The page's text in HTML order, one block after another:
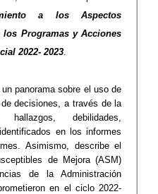
a los Aspectos
Programas y Acciones
2022- 2023.
panorama sobre el uso de
decisiones, a través de la
debilidades,
en los informes
Asimismo, describe el
de Mejora (ASM)
de la Administración
en el ciclo 2022-